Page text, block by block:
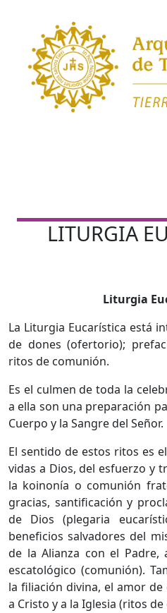
LITURGIA
Liturgia
La Liturgia Eucarística está
de dones (ofertorio);
ritos de comunión.
Es el culmen de toda la
a ella son una preparación
Cuerpo y la Sangre del Señor.
El sentido de estos ritos es
vidas a Dios, del esfuerzo y
la koinonía o comunión
gracias, santificación y
de Dios (plegaria
beneficios salvadores del
de la Alianza con el Padre,
escatológico (comunión).
la filiación divina, el amor
a Cristo y a la Iglesia (ritos